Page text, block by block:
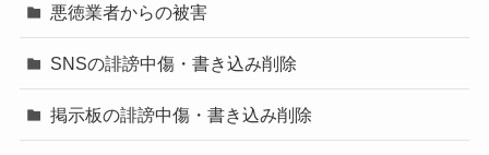
悪徳業者からの被害
SNSの誹謗中傷・書き込み削除
掲示板の誹謗中傷・書き込み削除